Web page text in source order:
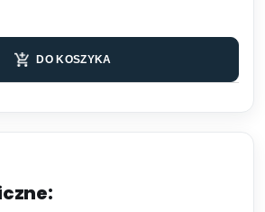
DO KOSZYKA